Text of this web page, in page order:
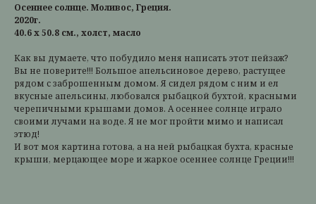
Осеннее солнце. Моливос, Греция.
2020г.
40.6 х 50.8 см., холст, масло
Как вы думаете, что побудило меня написать этот пейзаж?
Вы не поверите!!! Большое апельсиновое дерево, растущее
рядом с заброшенным домом. Я сидел рядом с ним и ел
вкусные апельсины, любовался рыбацкой бухтой, красными
черепичными крышами домов. А осеннее солнце играло
своими лучами на воде. Я не мог пройти мимо и написал
этюд!
И вот моя картина готова, а на ней рыбацкая бухта, красные
крыши, мерцающее море и жаркое осеннее солнце Греции!!!